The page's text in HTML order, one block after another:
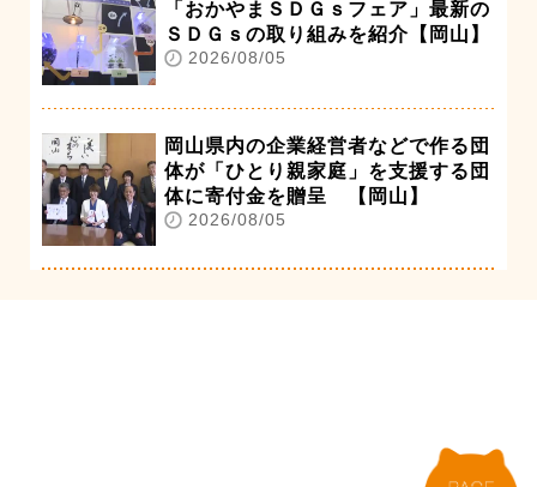
「おかやまＳＤＧｓフェア」最新の
ＳＤＧｓの取り組みを紹介【岡山】
2026/08/05
岡山県内の企業経営者などで作る団
体が「ひとり親家庭」を支援する団
体に寄付金を贈呈 【岡山】
2026/08/05